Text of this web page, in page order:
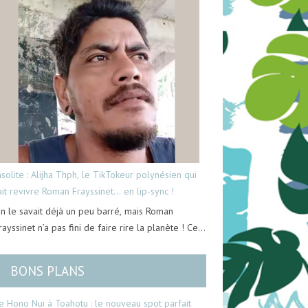
: Alijha Thph, le TikTokeur polynésien qui
revivre Roman Frayssinet… en lip-sync !
le savait déjà un peu barré, mais Roman
n’a pas fini de faire rire la planète ! Ce…
BONS PLANS
Hono Nui à Toahotu : le nouveau spot parfait